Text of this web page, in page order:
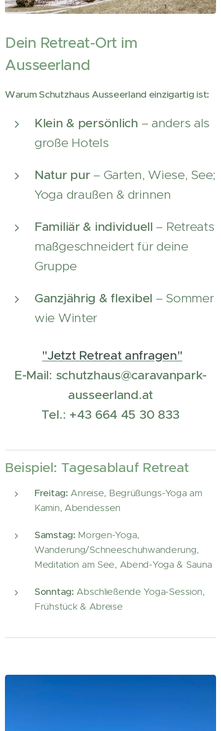
Dein Retreat-Ort im
Ausseerland
Warum Schutzhaus Ausseerland einzigartig ist:
Klein & persönlich – anders als
große Hotels
Natur pur– Garten, Wiese, See;
Yoga draußen & drinnen
Familiär & individuell – Retreats
maßgeschneidert für deine
Gruppe
Ganzjährig & flexibel – Sommer
wie Winter
"Jetzt Retreat anfragen"
E-Mail: schutzhaus@caravanpark-
ausseerland.at
Tel.: +43 664 45 30 833
Beispiel: Tagesablauf Retreat
Freitag: Anreise, Begrüßungs-Yoga am
Kamin, Abendessen
Samstag: Morgen-Yoga,
Wanderung/Schneeschuhwanderung,
Meditation am See, Abend-Yoga & Sauna
Sonntag: Abschließende Yoga-Session,
Frühstück & Abreise